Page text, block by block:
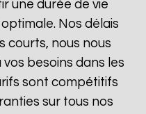
une durée de vie
Nos délais
courts, nous nous
besoins dans les
sont compétitifs
sur tous nos